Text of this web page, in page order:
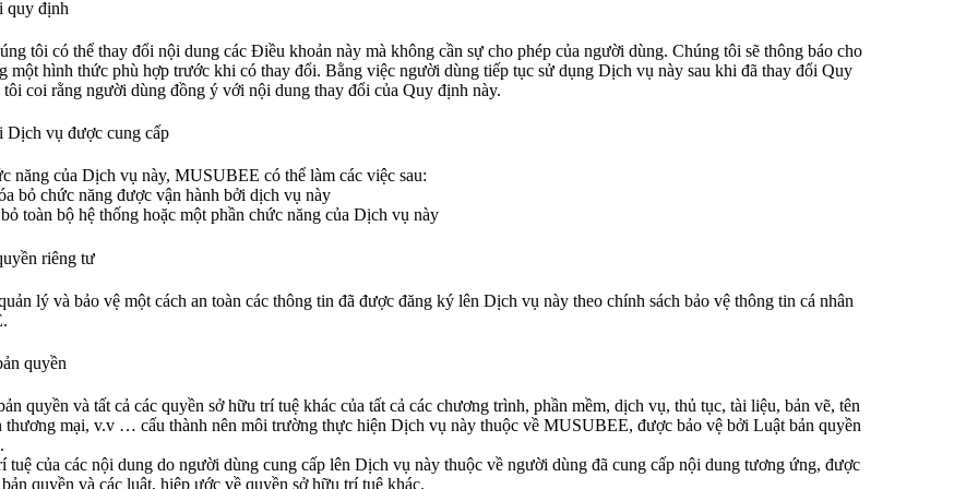
quy định
tôi có thể thay đổi nội dung các Điều khoản này mà không cần sự cho phép của người dùng. Chúng tôi sẽ thông báo cho
một hình thức phù hợp trước khi có thay đổi. Bằng việc người dùng tiếp tục sử dụng Dịch vụ này sau khi đã thay đổi Quy
tôi coi rằng người dùng đồng ý với nội dung thay đổi của Quy định này.
Dịch vụ được cung cấp
năng của Dịch vụ này, MUSUBEE có thể làm các việc sau:
bỏ chức năng được vận hành bởi dịch vụ này
toàn bộ hệ thống hoặc một phần chức năng của Dịch vụ này
riêng tư
lý và bảo vệ một cách an toàn các thông tin đã được đăng ký lên Dịch vụ này theo chính sách bảo vệ thông tin cá nhân
quyền
quyền và tất cả các quyền sở hữu trí tuệ khác của tất cả các chương trình, phần mềm, dịch vụ, thủ tục, tài liệu, bản vẽ, tên
thương mại, v.v … cấu thành nên môi trường thực hiện Dịch vụ này thuộc về MUSUBEE, được bảo vệ bởi Luật bản quyền
tuệ của các nội dung do người dùng cung cấp lên Dịch vụ này thuộc về người dùng đã cung cấp nội dung tương ứng, được
quyền và các luật, hiệp ước về quyền sở hữu trí tuệ khác.